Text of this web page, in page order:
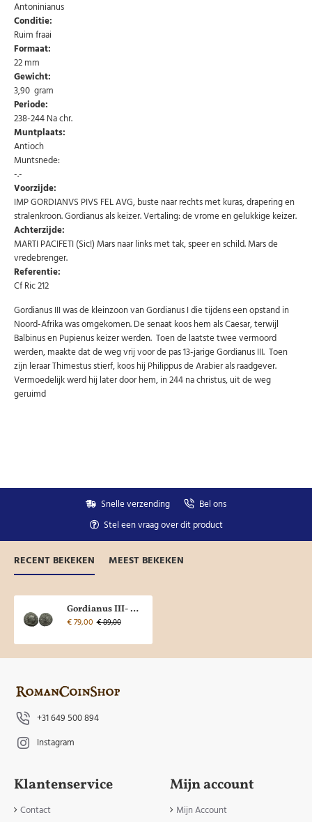
Antoninianus
Conditie:
Ruim fraai
Formaat:
22 mm
Gewicht:
3,90 gram
Periode:
238-244 Na chr.
Muntplaats:
Antioch
Muntsnede:
-.-
Voorzijde:
IMP GORDIANVS PIVS FEL AVG, buste naar rechts met kuras, drapering en
stralenkroon. Gordianus als keizer. Vertaling: de vrome en gelukkige keizer.
Achterzijde:
MARTI PACIFETI (Sic!) Mars naar links met tak, speer en schild. Mars de
vredebrenger.
Referentie:
Cf Ric 212
Gordianus III was de kleinzoon van Gordianus I die tijdens een opstand in
Noord-Afrika was omgekomen. De senaat koos hem als Caesar, terwijl
Balbinus en Pupienus keizer werden. Toen de laatste twee vermoord
werden, maakte dat de weg vrij voor de pas 13-jarige Gordianus III. Toen
zijn leraar Thimestus stierf, koos hij Philippus de Arabier als raadgever.
Vermoedelijk werd hij later door hem, in 244 na christus, uit de weg
geruimd
Snelle verzending
Bel ons
Stel een vraag over dit product
RECENT BEKEKEN MEEST BEKEKEN
Gordianus III- Mars legenda blunder? (AU2314)
€ 79,00 € 89,00
+31 649 500 894
Instagram
Klantenservice
Contact
Mijn account
Mijn Account